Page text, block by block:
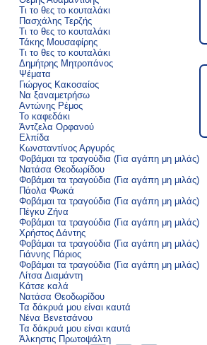
Τι το θες το κουταλάκι
Πασχάλης Τερζής
Τι το θες το κουταλάκι
Τάκης Μουσαφίρης
Τι το θες το κουταλάκι
Δημήτρης Μητροπάνος
Ψέματα
Γιώργος Κακοσαίος
Να ξαναμετρήσω
Αντώνης Ρέμος
Το καφεδάκι
Άντζελα Ορφανού
Ελπίδα
Κωνσταντίνος Αργυρός
Φοβάμαι τα τραγούδια (Για αγάπη μη μιλάς)
Νατάσα Θεοδωρίδου
Φοβάμαι τα τραγούδια (Για αγάπη μη μιλάς)
Πάολα Φωκά
Φοβάμαι τα τραγούδια (Για αγάπη μη μιλάς)
Πέγκυ Ζήνα
Φοβάμαι τα τραγούδια (Για αγάπη μη μιλάς)
Χρήστος Δάντης
Φοβάμαι τα τραγούδια (Για αγάπη μη μιλάς)
Γιάννης Πάριος
Φοβάμαι τα τραγούδια (Για αγάπη μη μιλάς)
Λίτσα Διαμάντη
Κάτσε καλά
Νατάσα Θεοδωρίδου
Τα δάκρυά μου είναι καυτά
Νένα Βενετσάνου
Τα δάκρυά μου είναι καυτά
Άλκηστις Πρωτοψάλτη